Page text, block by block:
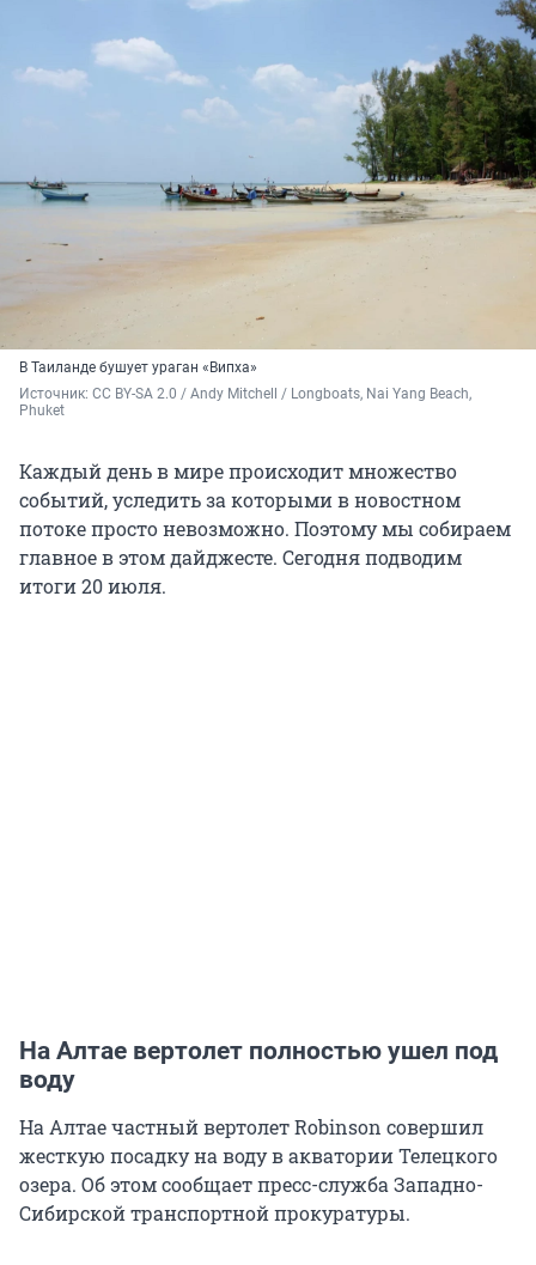
В Таиланде бушует ураган «Випха»
Источник: CC BY-SA 2.0 / Andy Mitchell / Longboats, Nai Yang Beach,
Phuket
Каждый день в мире происходит множество
событий, уследить за которыми в новостном
потоке просто невозможно. Поэтому мы собираем
главное в этом дайджесте. Сегодня подводим
итоги 20 июля.
На Алтае вертолет полностью ушел под
воду
На Алтае частный вертолет Robinson совершил
жесткую посадку на воду в акватории Телецкого
озера. Об этом сообщает пресс-служба Западно-
Сибирской транспортной прокуратуры.